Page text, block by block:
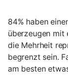
84% haben
überzeugen mit
die Mehrheit
begrenzt sein.
am besten